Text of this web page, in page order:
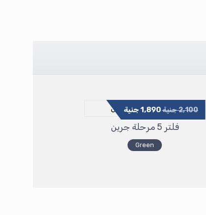
فلتر 5 مرحلة جرين
Green
2,100جنية1,890جنية